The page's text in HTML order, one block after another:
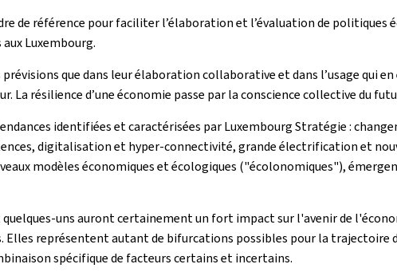
de référence pour faciliter l’élaboration et l’évaluation de politiques
Luxembourg.
que dans leur élaboration collaborative et dans l’usage qui
résilience d’une économie passe par la conscience collective du
identifiées et caractérisées par Luxembourg Stratégie :
digitalisation et hyper-connectivité, grande électrification et
modèles économiques et écologiques ("écolonomiques"),
uns auront certainement un fort impact sur l'avenir de
représentent autant de bifurcations possibles pour la trajectoire
spécifique de facteurs certains et incertains.